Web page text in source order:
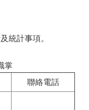
統計事項。
聯絡電話
掌